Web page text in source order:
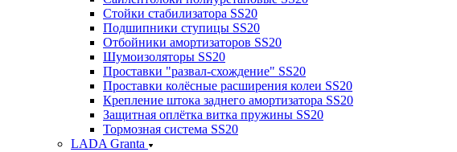
Стойки стабилизатора SS20
Подшипники ступицы SS20
Отбойники амортизаторов SS20
Шумоизоляторы SS20
Проставки "развал-схождение" SS20
Проставки колёсные расширения колеи SS20
Крепление штока заднего амортизатора SS20
Защитная оплётка витка пружины SS20
Тормозная система SS20
LADA Granta